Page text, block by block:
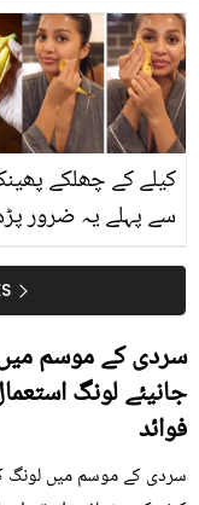
بتائے راز
کیلے کے چھلکے
سے پہلے یہ ضرور
سستا اور قدرتی حل
سردی کے موسم
جانیئے لونگ
فوائد
سردی کے موسم میں لونگ